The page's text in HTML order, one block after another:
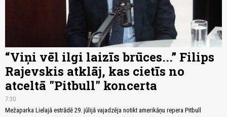
“Viņi vēl ilgi laizīs brūces...” Filips
Rajevskis atklāj, kas cietīs no
atceltā "Pitbull" koncerta
7:30
Mežaparka Lielajā estrādē 29. jūlijā vajadzēja notikt amerikāņu repera Pitbull